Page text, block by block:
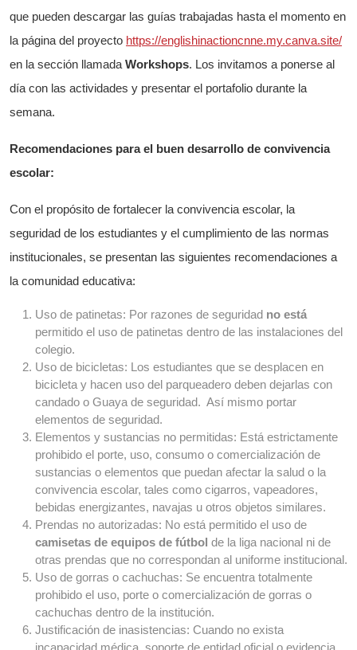
que pueden descargar las guías trabajadas hasta el momento en
la página del proyecto https://englishinactioncnne.my.canva.site/
en la sección llamada Workshops. Los invitamos a ponerse al
día con las actividades y presentar el portafolio durante la
semana.
Recomendaciones para el buen desarrollo de convivencia
escolar:
Con el propósito de fortalecer la convivencia escolar, la
seguridad de los estudiantes y el cumplimiento de las normas
institucionales, se presentan las siguientes recomendaciones a
la comunidad educativa:
Uso de patinetas: Por razones de seguridad no está
permitido el uso de patinetas dentro de las instalaciones del
colegio.
Uso de bicicletas: Los estudiantes que se desplacen en
bicicleta y hacen uso del parqueadero deben dejarlas con
candado o Guaya de seguridad. Así mismo portar
elementos de seguridad.
Elementos y sustancias no permitidas: Está estrictamente
prohibido el porte, uso, consumo o comercialización de
sustancias o elementos que puedan afectar la salud o la
convivencia escolar, tales como cigarros, vapeadores,
bebidas energizantes, navajas u otros objetos similares.
Prendas no autorizadas: No está permitido el uso de
camisetas de equipos de fútbol de la liga nacional ni de
otras prendas que no correspondan al uniforme institucional.
Uso de gorras o cachuchas: Se encuentra totalmente
prohibido el uso, porte o comercialización de gorras o
cachuchas dentro de la institución.
Justificación de inasistencias: Cuando no exista
incapacidad médica, soporte de entidad oficial o evidencia